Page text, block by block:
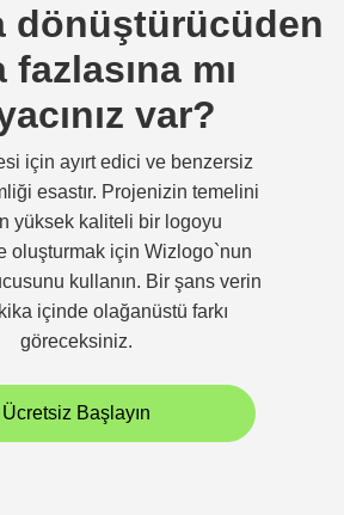
dönüştürücüden
fazlasına mı
var?
için ayırt edici ve benzersiz
esastır. Projenizin temelini
yüksek kaliteli bir logoyu
oluşturmak için Wizlogo`nun
kullanın. Bir şans verin
içinde olağanüstü farkı
göreceksiniz.
Ücretsiz Başlayın